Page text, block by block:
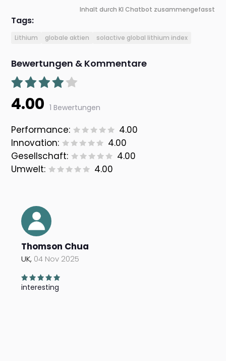
Inhalt durch KI Chatbot zusammengefasst
Tags:
Lithium globale aktien solactive global lithium index
Bewertungen & Kommentare
4.00 1 Bewertungen
Performance:
4.00
Innovation:
4.00
Gesellschaft:
4.00
Umwelt:
4.00
Thomson Chua
UK, 04 Nov 2025
interesting